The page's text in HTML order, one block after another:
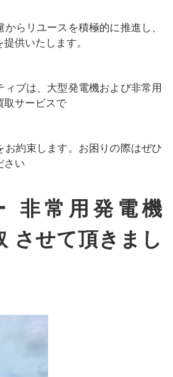
からリユースを積極的に推進し、
供いたします。
ィブは、大型発電機および非常用
取サービスで
お約束します。お困りの際はぜひ
さい
非常用発電機
させて頂きまし